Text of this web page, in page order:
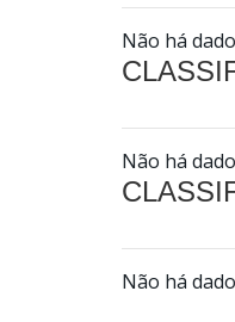
Não há
Não há
Não há